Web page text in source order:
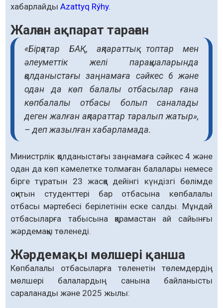
хабарлайдыAzattyq Rýhy.
Жалған ақпарат тараған
«Бірқатар БАҚ, ақпараттық топтар мен
әлеуметтік желі парақшаларында
қолданыстағы заңнамаға сәйкес 6 және
одан да көп балалы отбасылар ғана
көпбалалы отбасы болып саналады
деген жалған ақпараттар таралып жатыр»,
– деп жазылған хабарламада.
Министрлік қолданыстағы заңнамаға сәйкес 4 және
одан да көп кәмелетке толмаған балалары немесе
бірге тұратын 23 жасқа дейінгі күндізгі бөлімде
оқитын студенттері бар отбасына көпбалалы
отбасы мәртебесі берілетінін еске салды. Мұндай
отбасыларға табысына қарамастан ай сайынғы
жәрдемақы төленеді.
Жәрдемақы мөлшері қанша
Көпбалалы отбасыларға төленетін төлемдердің
мөлшері балалардың санына байланысты
сараланады және 2025 жылы: